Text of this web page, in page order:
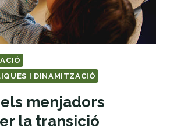
I DINAMITZACIÓ
menjadors
la transició